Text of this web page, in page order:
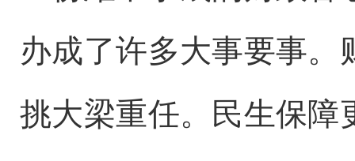
办成了许多大事要事
挑大梁重任。民生保障